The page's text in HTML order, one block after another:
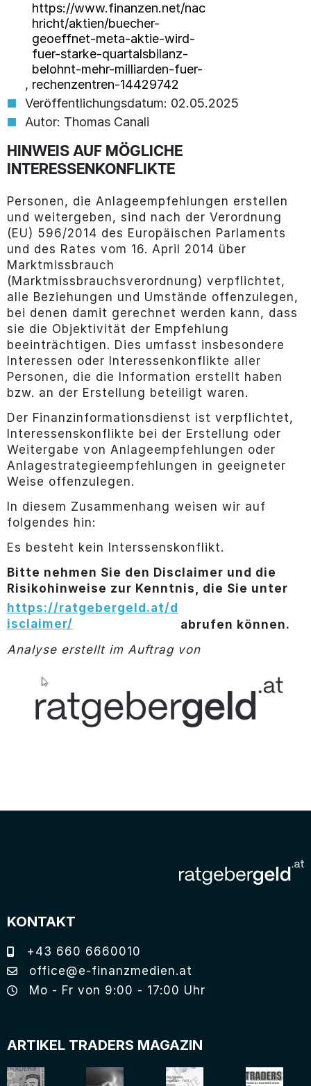
,
https://www.finanzen.net/nac
hricht/aktien/buecher-
geoeffnet-meta-aktie-wird-
fuer-starke-quartalsbilanz-
belohnt-mehr-milliarden-fuer-
rechenzentren-14429742
Veröffentlichungsdatum: 02.05.2025
Autor: Thomas Canali
HINWEIS AUF MÖGLICHE
INTERESSENKONFLIKTE
Personen, die Anlageempfehlungen erstellen
und weitergeben, sind nach der Verordnung
(EU) 596/2014 des Europäischen Parlaments
und des Rates vom 16. April 2014 über
Marktmissbrauch
(Marktmissbrauchsverordnung) verpflichtet,
alle Beziehungen und Umstände offenzulegen,
bei denen damit gerechnet werden kann, dass
sie die Objektivität der Empfehlung
beeinträchtigen. Dies umfasst insbesondere
Interessen oder Interessenkonflikte aller
Personen, die die Information erstellt haben
bzw. an der Erstellung beteiligt waren.
Der Finanzinformationsdienst ist verpflichtet,
Interessenskonflikte bei der Erstellung oder
Weitergabe von Anlageempfehlungen oder
Anlagestrategieempfehlungen in geeigneter
Weise offenzulegen.
In diesem Zusammenhang weisen wir auf
folgendes hin:
Es besteht kein Interssenskonflikt.
Bitte nehmen Sie den Disclaimer und die
Risikohinweise zur Kenntnis, die Sie unter
https://ratgebergeld.at/d
isclaimer/
abrufen können.
Analyse erstellt im Auftrag von
KONTAKT
+43 660 6660010
office@e-finanzmedien.at
Mo - Fr von 9:00 - 17:00 Uhr
ARTIKEL TRADERS MAGAZIN